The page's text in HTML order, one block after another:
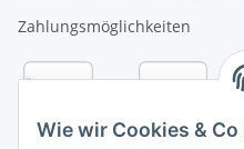
Wie wir Cookies &
Zahlungsmöglichkeiten